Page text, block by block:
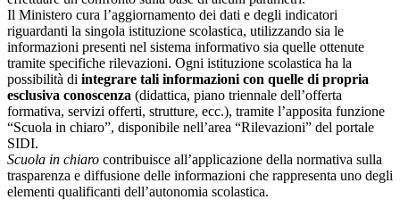
Il Ministero cura l’aggiornamento dei dati e degli indicatori
riguardanti la singola istituzione scolastica, utilizzando sia le
informazioni presenti nel sistema informativo sia quelle ottenute
tramite specifiche rilevazioni. Ogni istituzione scolastica ha la
possibilità di integrare tali informazioni con quelle di propria
esclusiva conoscenza (didattica, piano triennale dell’offerta
formativa, servizi offerti, strutture, ecc.), tramite l’apposita funzione
“Scuola in chiaro”, disponibile nell’area “Rilevazioni” del portale
SIDI.
Scuola in chiaro contribuisce all’applicazione della normativa sulla
trasparenza e diffusione delle informazioni che rappresenta uno degli
elementi qualificanti dell’autonomia scolastica.